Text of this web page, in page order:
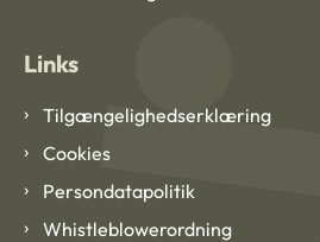
Links
Tilgængelighedserklæring
Cookies
Persondatapolitik
Whistleblowerordning